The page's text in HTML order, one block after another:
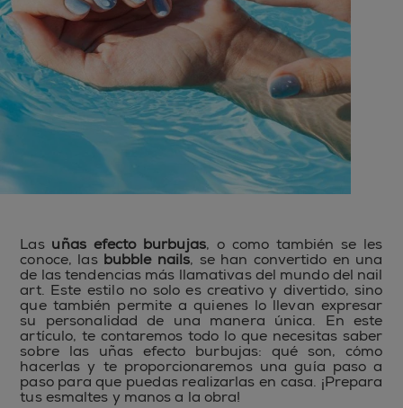
Las uñas efecto burbujas, o como también se les
conoce, las bubble nails, se han convertido en una
de las tendencias más llamativas del mundo del nail
art. Este estilo no solo es creativo y divertido, sino
que también permite a quienes lo llevan expresar
su personalidad de una manera única. En este
artículo, te contaremos todo lo que necesitas saber
sobre las uñas efecto burbujas: qué son, cómo
hacerlas y te proporcionaremos una guía paso a
paso para que puedas realizarlas en casa. ¡Prepara
tus esmaltes y manos a la obra!